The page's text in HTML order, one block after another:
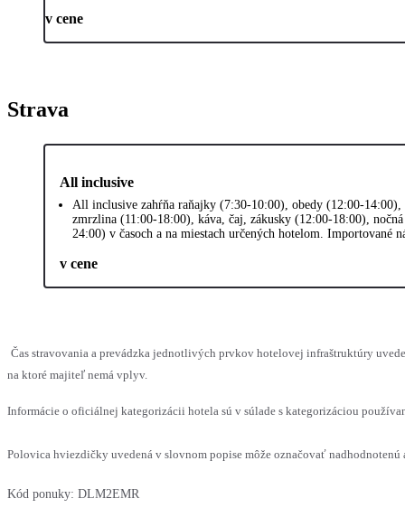
v cene
Strava
All inclusive
All inclusive zahŕňa raňajky (7:30-10:00), obedy (12:00-
zmrzlina (11:00-18:00), káva, čaj, zákusky (12:00-18:00),
24:00) v časoch a na miestach určených hotelom. Importované
v cene
Čas stravovania a prevádzka jednotlivých prvkov hotelovej infraštruktúry
na ktoré majiteľ nemá vplyv.
Informácie o oficiálnej kategorizácii hotela sú v súlade s kategorizáciou
Polovica hviezdičky uvedená v slovnom popise môže označovať
Kód ponuky: DLM2EMR